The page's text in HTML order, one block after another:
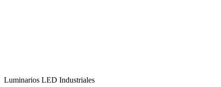
Luminarios LED Industriales